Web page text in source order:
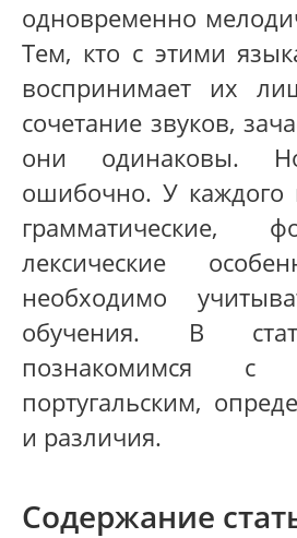
одновременно
Тем, кто с этими
воспринимает их
сочетание звуков,
они одинаковы.
ошибочно. У каждого
грамматические,
лексические
необходимо
обучения. В
познакомимся
португальским,
и различия.
Содержание